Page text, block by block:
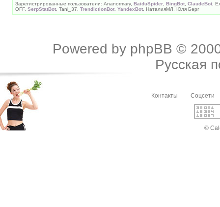
Зарегистрированные пользователи: Ananormary, BaiduSpider BingBot ClaudeBot ,
OFF, SerpStatBot , Tani_37, TrendictionBot YandexBot , НаталияМЛ, Юля Берг
Powered by phpBB ©
Русская
Контакты Соцсети
©